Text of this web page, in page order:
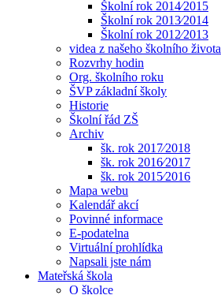
Školní rok 2014⁄2015
Školní rok 2013⁄2014
Školní rok 2012⁄2013
videa z našeho školního života
Rozvrhy hodin
Org. školního roku
ŠVP základní školy
Historie
Školní řád ZŠ
Archiv
šk. rok 2017⁄2018
šk. rok 2016⁄2017
šk. rok 2015⁄2016
Mapa webu
Kalendář akcí
Povinné informace
E-podatelna
Virtuální prohlídka
Napsali jste nám
Mateřská škola
O školce